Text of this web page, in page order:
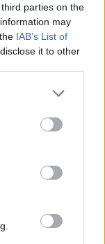
parties on the
may
IAB’s List of
it to other